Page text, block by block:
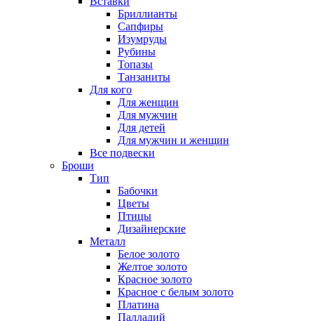
Бриллианты
Сапфиры
Изумруды
Рубины
Топазы
Танзаниты
Для кого
Для женщин
Для мужчин
Для детей
Для мужчин и женщин
Все подвески
Броши
Тип
Бабочки
Цветы
Птицы
Дизайнерские
Металл
Белое золото
Желтое золото
Красное золото
Красное с белым золото
Платина
Палладий